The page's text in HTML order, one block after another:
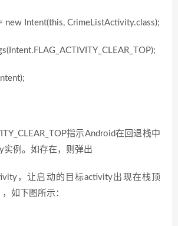
Intent(this, CrimeListActivity.class);
指示Android在回退栈中
实例。如存在，则弹出
，让启动的目标activity出现在栈顶
如下图所示：